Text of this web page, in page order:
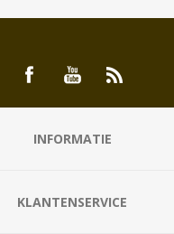
INFORMATIE
KLANTENSERVICE